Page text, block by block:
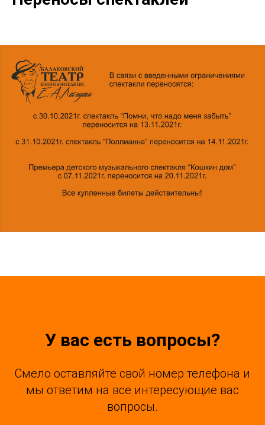
У вас есть вопросы?
Смело оставляйте свой номер телефона и
мы ответим на все интересующие вас
вопросы.